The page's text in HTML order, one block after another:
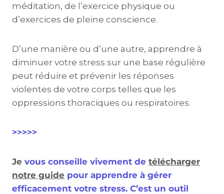
méditation, de l’exercice physique ou
d’exercices de pleine conscience.
D’une manière ou d’une autre, apprendre à
diminuer votre stress sur une base régulière
peut réduire et prévenir les réponses
violentes de votre corps telles que les
oppressions thoraciques ou respiratoires.
>>>>>
Je vous conseille vivement de télécharger
notre guide pour apprendre à gérer
efficacement votre stress. C’est un outil